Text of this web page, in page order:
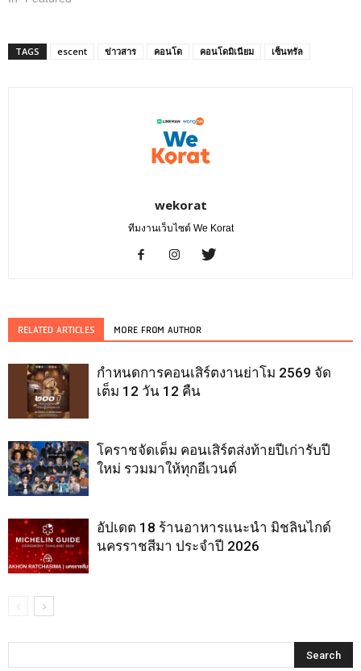
TAGS escent ข่าวสาร คอนโด คอนโดมิเนียม เซ็นทรัล
wekorat
ทีมงานเว็บไซต์ We Korat
RELATED ARTICLES MORE FROM AUTHOR
กำหนดการคอนเสิร์ตงานย่าโม 2569 จัด
เต็ม 12 วัน 12 คืน
โคราชจัดเต็ม คอนเสิร์ตส่งท้ายปีเก่ารับปี
ใหม่ รวมมาให้ทุกอีเวนต์
อัปเดต 18 ร้านอาหารแนะนำ มิชลินไกด์
นครราชสีมา ประจำปี 2026